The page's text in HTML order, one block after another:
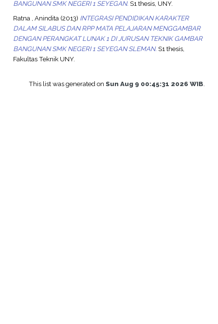
BANGUNAN SMK NEGERI 1 SEYEGAN. S1 thesis, UNY.
Ratna , Anindita (2013) INTEGRASI PENDIDIKAN KARAKTER
DALAM SILABUS DAN RPP MATA PELAJARAN MENGGAMBAR
DENGAN PERANGKAT LUNAK 1 DI JURUSAN TEKNIK GAMBAR
BANGUNAN SMK NEGERI 1 SEYEGAN SLEMAN. S1 thesis,
Fakultas Teknik UNY.
This list was generated onSun Aug 9 00:45:31 2026 WIB